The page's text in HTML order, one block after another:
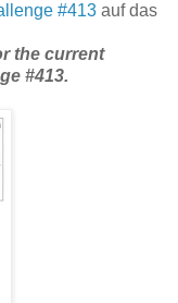
#413auf das
the current
#413.